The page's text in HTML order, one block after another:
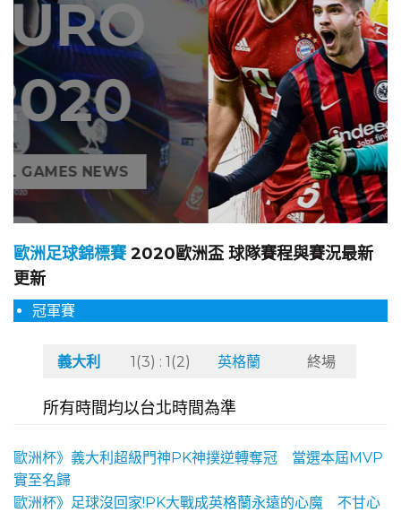
歐洲足球錦標賽2020歐洲盃 球隊賽程與賽況最新
更新
冠軍賽
義大利 1(3) : 1(2) 英格蘭 終場
所有時間均以台北時間為準
歐洲杯》義大利超級門神PK神撲逆轉奪冠 當選本屆MVP
實至名歸
歐洲杯》足球沒回家!PK大戰成英格蘭永遠的心魔 不甘心